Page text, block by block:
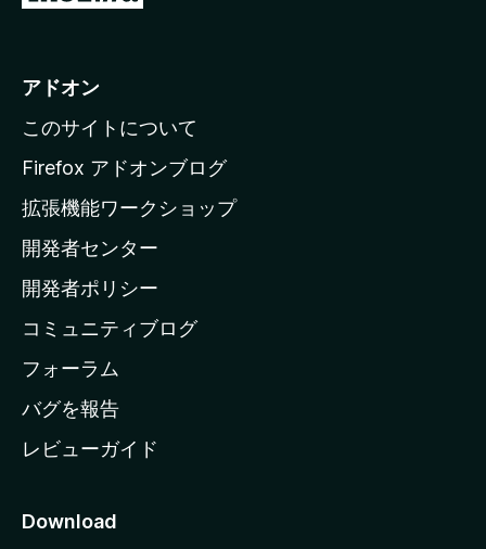
i
l
a
ホ
ー
ム
ー
ジ
へ
アドオン
このサイトについて
Firefox アドオンブログ
拡張機能ワークショップ
開発者センター
開発者ポリシー
コミュニティブログ
フォーラム
バグを報告
レビューガイド
Download